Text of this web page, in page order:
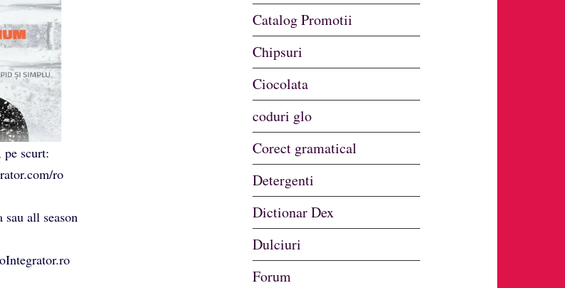
pe scurt:
ro
all season
Catalog Promotii
Chipsuri
Ciocolata
coduri glo
Corect gramatical
Detergenti
Dictionar Dex
Dulciuri
Forum